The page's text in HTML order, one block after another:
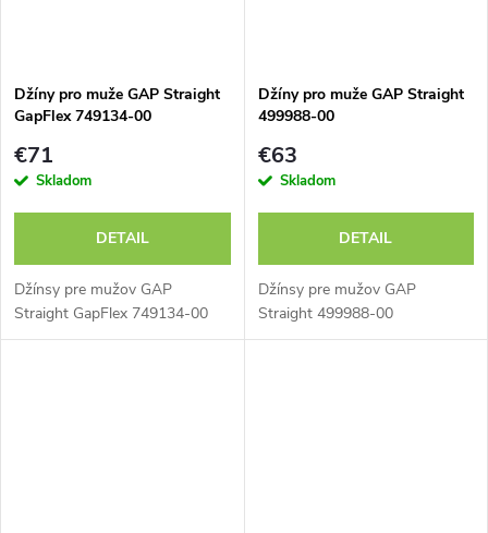
Džíny pro muže GAP Straight
GapFlex 749134-00
€71
Skladom
DETAIL
Džínsy pre mužov GAP
Straight GapFlex 749134-00
Džíny pro muže GAP Straight
499988-00
€63
Skladom
DETAIL
Džínsy pre mužov GAP
Straight 499988-00